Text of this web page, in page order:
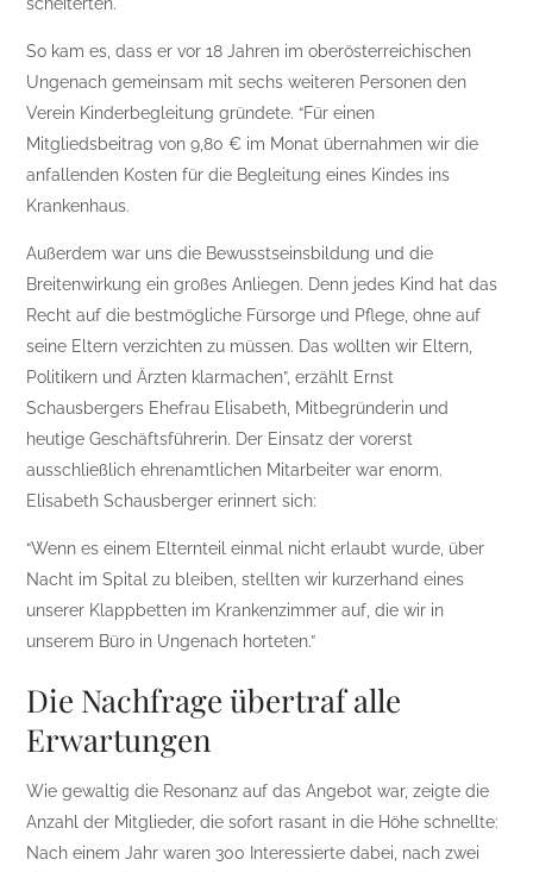
So kam es, dass er vor 18 Jahren im oberösterreichischen
Ungenach gemeinsam mit sechs weiteren Personen den
Verein Kinderbegleitung gründete. “Für einen
Mitgliedsbeitrag von 9,80 € im Monat übernahmen wir die
anfallenden Kosten für die Begleitung eines Kindes ins
Krankenhaus.
Außerdem war uns die Bewusstseinsbildung und die
Breitenwirkung ein großes Anliegen. Denn jedes Kind hat das
Recht auf die bestmögliche Fürsorge und Pflege, ohne auf
seine Eltern verzichten zu müssen. Das wollten wir Eltern,
Politikern und Ärzten klarmachen”, erzählt Ernst
Schausbergers Ehefrau Elisabeth, Mitbegründerin und
heutige Geschäftsführerin. Der Einsatz der vorerst
ausschließlich ehrenamtlichen Mitarbeiter war enorm.
Elisabeth Schausberger erinnert sich:
“Wenn es einem Elternteil einmal nicht erlaubt wurde, über
Nacht im Spital zu bleiben, stellten wir kurzerhand eines
unserer Klappbetten im Krankenzimmer auf, die wir in
unserem Büro in Ungenach horteten.”
Die Nachfrage übertraf alle
Erwartungen
Wie gewaltig die Resonanz auf das Angebot war, zeigte die
Anzahl der Mitglieder, die sofort rasant in die Höhe schnellte:
Nach einem Jahr waren 300 Interessierte dabei, nach zwei